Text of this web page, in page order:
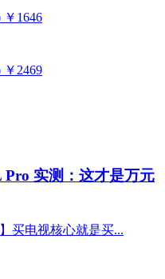
￥1646
￥2469
实测：这才是万元
买电视核心就是买...